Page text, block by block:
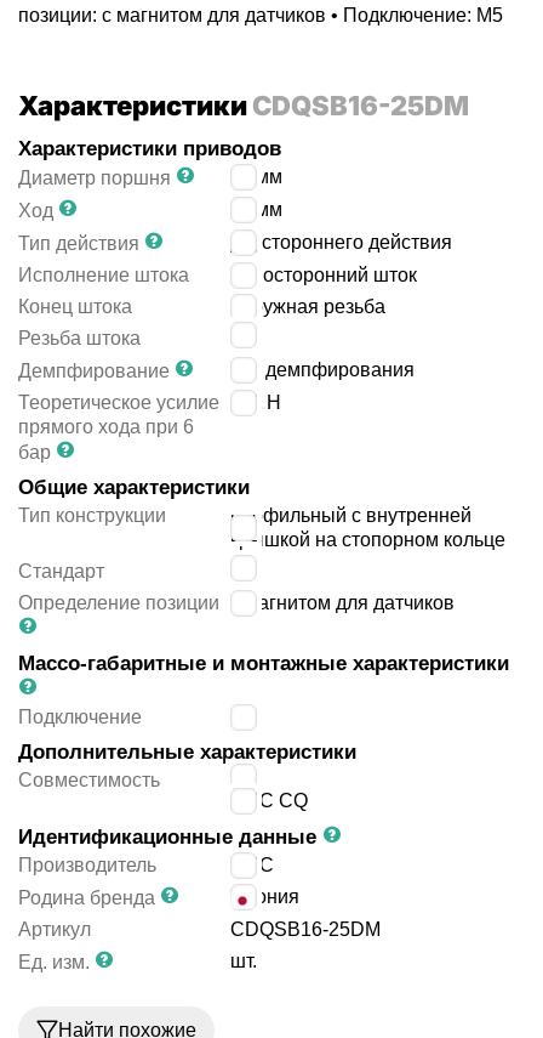
позиции: с магнитом для датчиков • Подключение: M5
ХарактеристикиCDQSB16-25DM
Характеристики приводов
Диаметр поршня
мм
Ход
мм
Тип действия
двустороннего действия
Исполнение штока
односторонний шток
Конец штока
наружная резьба
Резьба штока
Демпфирование
без демпфирования
Теоретическое усилие
прямого хода при 6
бар
121 Н
Общие характеристики
Тип конструкции
профильный с внутренней
крышкой на стопорном кольце
Стандарт
Определение позиции
с магнитом для датчиков
Массо-габаритные и монтажные характеристики
Подключение
Дополнительные характеристики
Совместимость
SMC CQ
Идентификационные данные
Производитель
SMC
Родина бренда
Япония
Артикул
CDQSB16-25DM
Ед. изм.
шт.
Найти похожие